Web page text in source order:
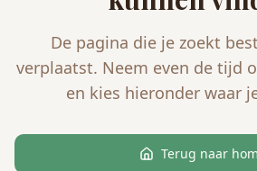
De pagina die je zoekt
verplaatst. Neem even de tijd
en kies hieronder waar
Terug naar